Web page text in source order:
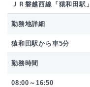
ＪＲ磐越西線「猿和田駅」
勤務地詳細
猿和田駅から車5分
勤務時間
08:00～16:50